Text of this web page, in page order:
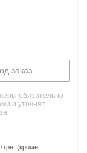
заказ
обязательно
и уточнят
грн. (кроме